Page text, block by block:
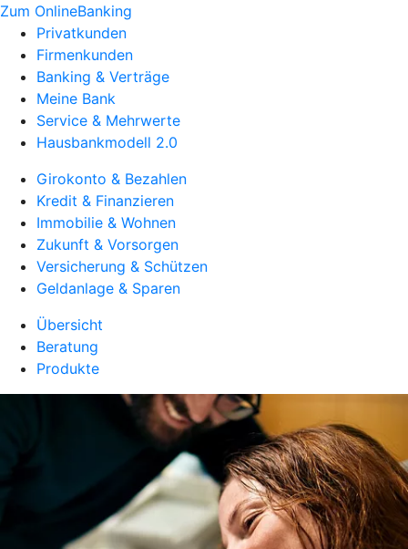
Zum OnlineBanking
Privatkunden
Firmenkunden
Banking & Verträge
Meine Bank
Service & Mehrwerte
Hausbankmodell 2.0
Girokonto & Bezahlen
Kredit & Finanzieren
Immobilie & Wohnen
Zukunft & Vorsorgen
Versicherung & Schützen
Geldanlage & Sparen
Übersicht
Beratung
Produkte